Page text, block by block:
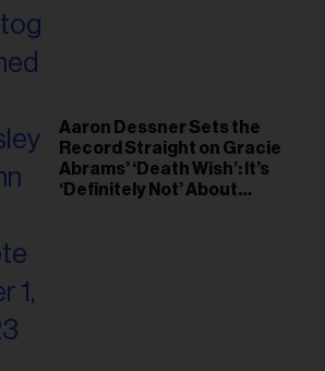
Aaron Dessner Sets the
Record Straight on Gracie
Abrams’ ‘Death Wish’: It’s
‘Definitely Not’ About